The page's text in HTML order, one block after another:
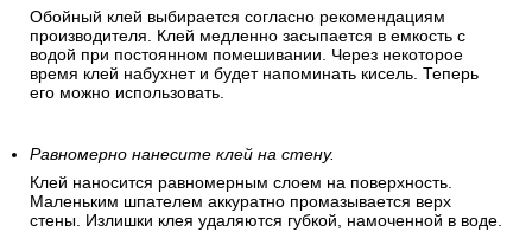
Обойный клей выбирается согласно рекомендациям
производителя. Клей медленно засыпается в емкость с
водой при постоянном помешивании. Через некоторое
время клей набухнет и будет напоминать кисель. Теперь
его можно использовать.
Равномерно нанесите клей на стену.
Клей наносится равномерным слоем на поверхность.
Маленьким шпателем аккуратно промазывается верх
стены. Излишки клея удаляются губкой, намоченной в воде.